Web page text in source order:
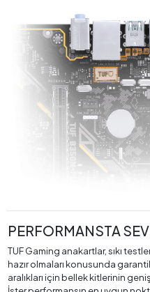
PERFORMANSTA
TUF Gaming anakartlar, sıkı
hazır olmaları konusunda
aralıkları için bellek kitlerinin